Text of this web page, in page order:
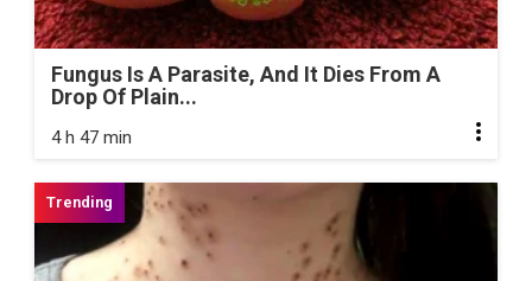
Fungus Is A Parasite, And It Dies From A
Drop Of Plain...
4 h 47 min